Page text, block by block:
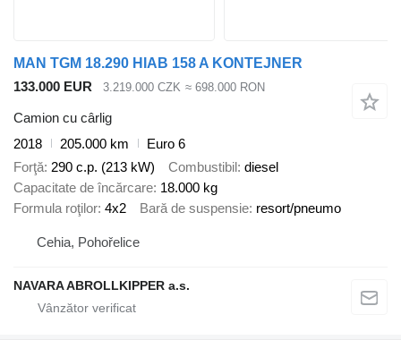
MAN TGM 18.290 HIAB 158 A KONTEJNER
133.000 EUR
3.219.000 CZK ≈ 698.000 RON
Camion cu cârlig
2018
205.000 km
Euro 6
Forţă 290 c.p. (213 kW) Combustibil diesel
Capacitate de încărcare 18.000 kg
Formula roţilor 4x2 Bară de suspensie resort/pneumo
Cehia, Pohořelice
NAVARA ABROLLKIPPER a.s.